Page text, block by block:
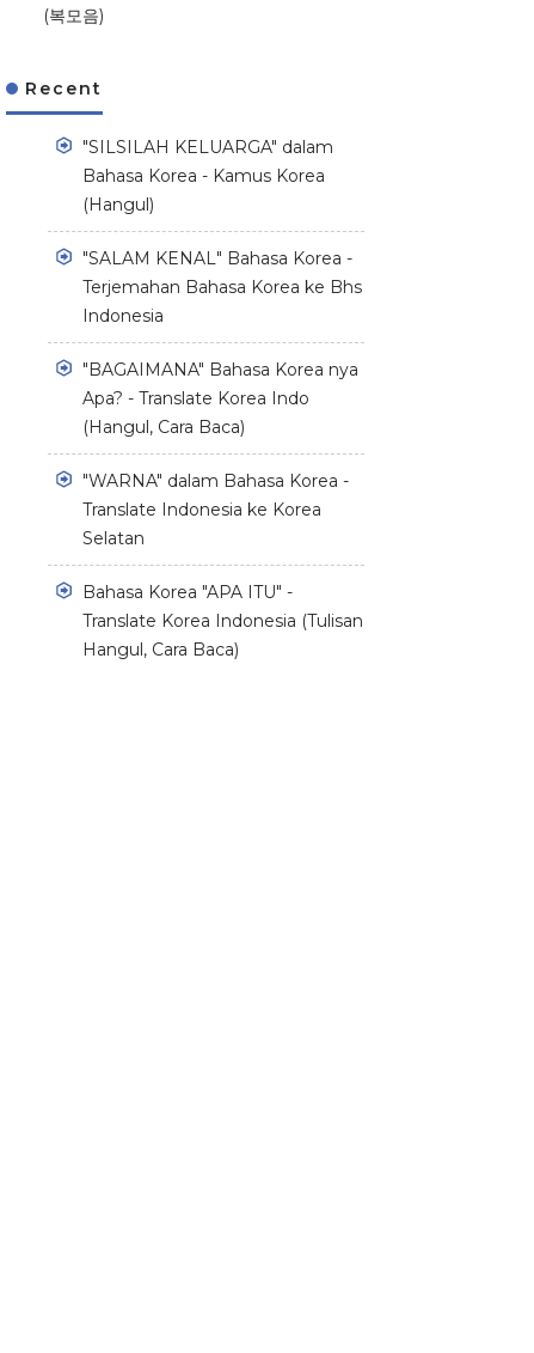
(복모음)
Recent
"SILSILAH KELUARGA" dalam
Bahasa Korea - Kamus Korea
(Hangul)
"SALAM KENAL" Bahasa Korea -
Terjemahan Bahasa Korea ke Bhs
Indonesia
"BAGAIMANA" Bahasa Korea nya
Apa? - Translate Korea Indo
(Hangul, Cara Baca)
"WARNA" dalam Bahasa Korea -
Translate Indonesia ke Korea
Selatan
Bahasa Korea "APA ITU" -
Translate Korea Indonesia (Tulisan
Hangul, Cara Baca)